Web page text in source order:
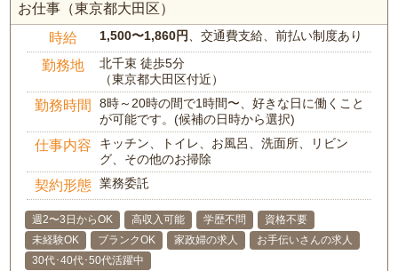
お仕事（東京都大田区）
時給 1,500〜1,860円 、交通費支給、前払い制度あり
勤務地
北千束 徒歩5分
（東京都大田区付近）
勤務時間
8時～20時の間で1時間〜、好きな日に働くこと
が可能です。(候補の日時から選択)
仕事内容
キッチン、トイレ、お風呂、洗面所、リビン
グ、その他のお掃除
契約形態 業務委託
週2〜3日からOK 高収入可能 学歴不問
資格不要
未経験OK
ブランクOK 家政婦の求人
お手伝いさんの求人
30代･40代･50代活躍中